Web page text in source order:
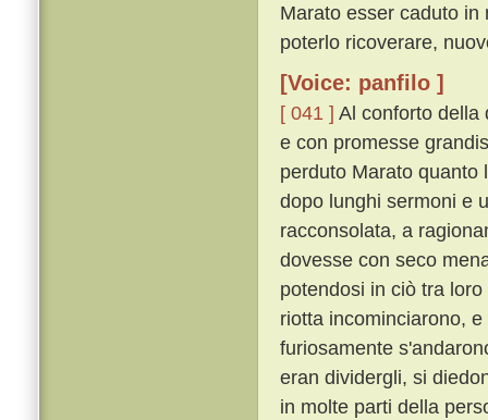
Marato esser caduto
poterlo ricoverare,
[Voice: panfilo ]
[ 041 ] Al conforto della
e con promesse
perduto Marato quanto
dopo lunghi sermoni e
racconsolata, a
dovesse con seco
potendosi in ciò tra
riotta incominciarono,
furiosamente
eran dividergli, si
in molte parti della